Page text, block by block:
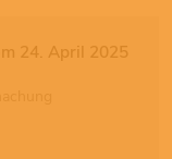
24. April 2025